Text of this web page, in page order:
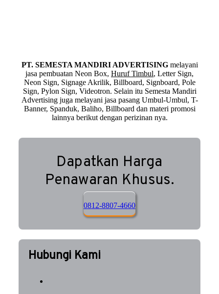
PT. SEMESTA MANDIRI ADVERTISINGmelayani
jasa pembuatan Neon Box, Huruf Timbul, Letter Sign,
Neon Sign, Signage Akrilik, Billboard, Signboard, Pole
Sign, Pylon Sign, Videotron. Selain itu Semesta Mandiri
Advertising juga melayani jasa pasang Umbul-Umbul, T-
Banner, Spanduk, Baliho, Billboard dan materi promosi
lainnya berikut dengan perizinan nya.
Dapatkan Harga
Penawaran Khusus.
0812-8807-4660
Hubungi Kami